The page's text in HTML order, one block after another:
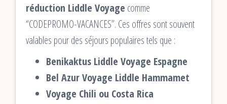
réduction Liddle Voyage comme
“CODEPROMO-VACANCES”. Ces offres sont souvent
valables pour des séjours populaires tels que :
Benikaktus Liddle Voyage Espagne
Bel Azur Voyage Liddle Hammamet
Voyage Chili ou Costa Rica